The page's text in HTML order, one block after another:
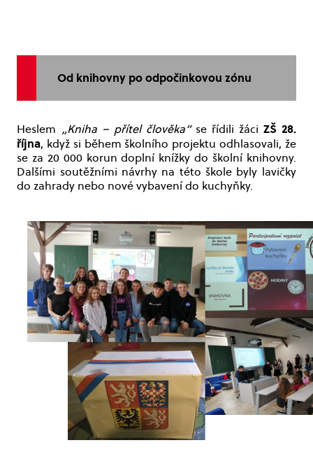
Od knihovny po odpočinkovou zónu
Heslem „Kniha – přítel člověka“ se řídili žáci ZŠ 28.
října, když si během školního projektu odhlasovali, že
se za 20 000 korun doplní knížky do školní knihovny.
Dalšími soutěžními návrhy na této škole byly lavičky
do zahrady nebo nové vybavení do kuchyňky.